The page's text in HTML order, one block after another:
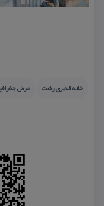
خانه قدیری رشت عرض